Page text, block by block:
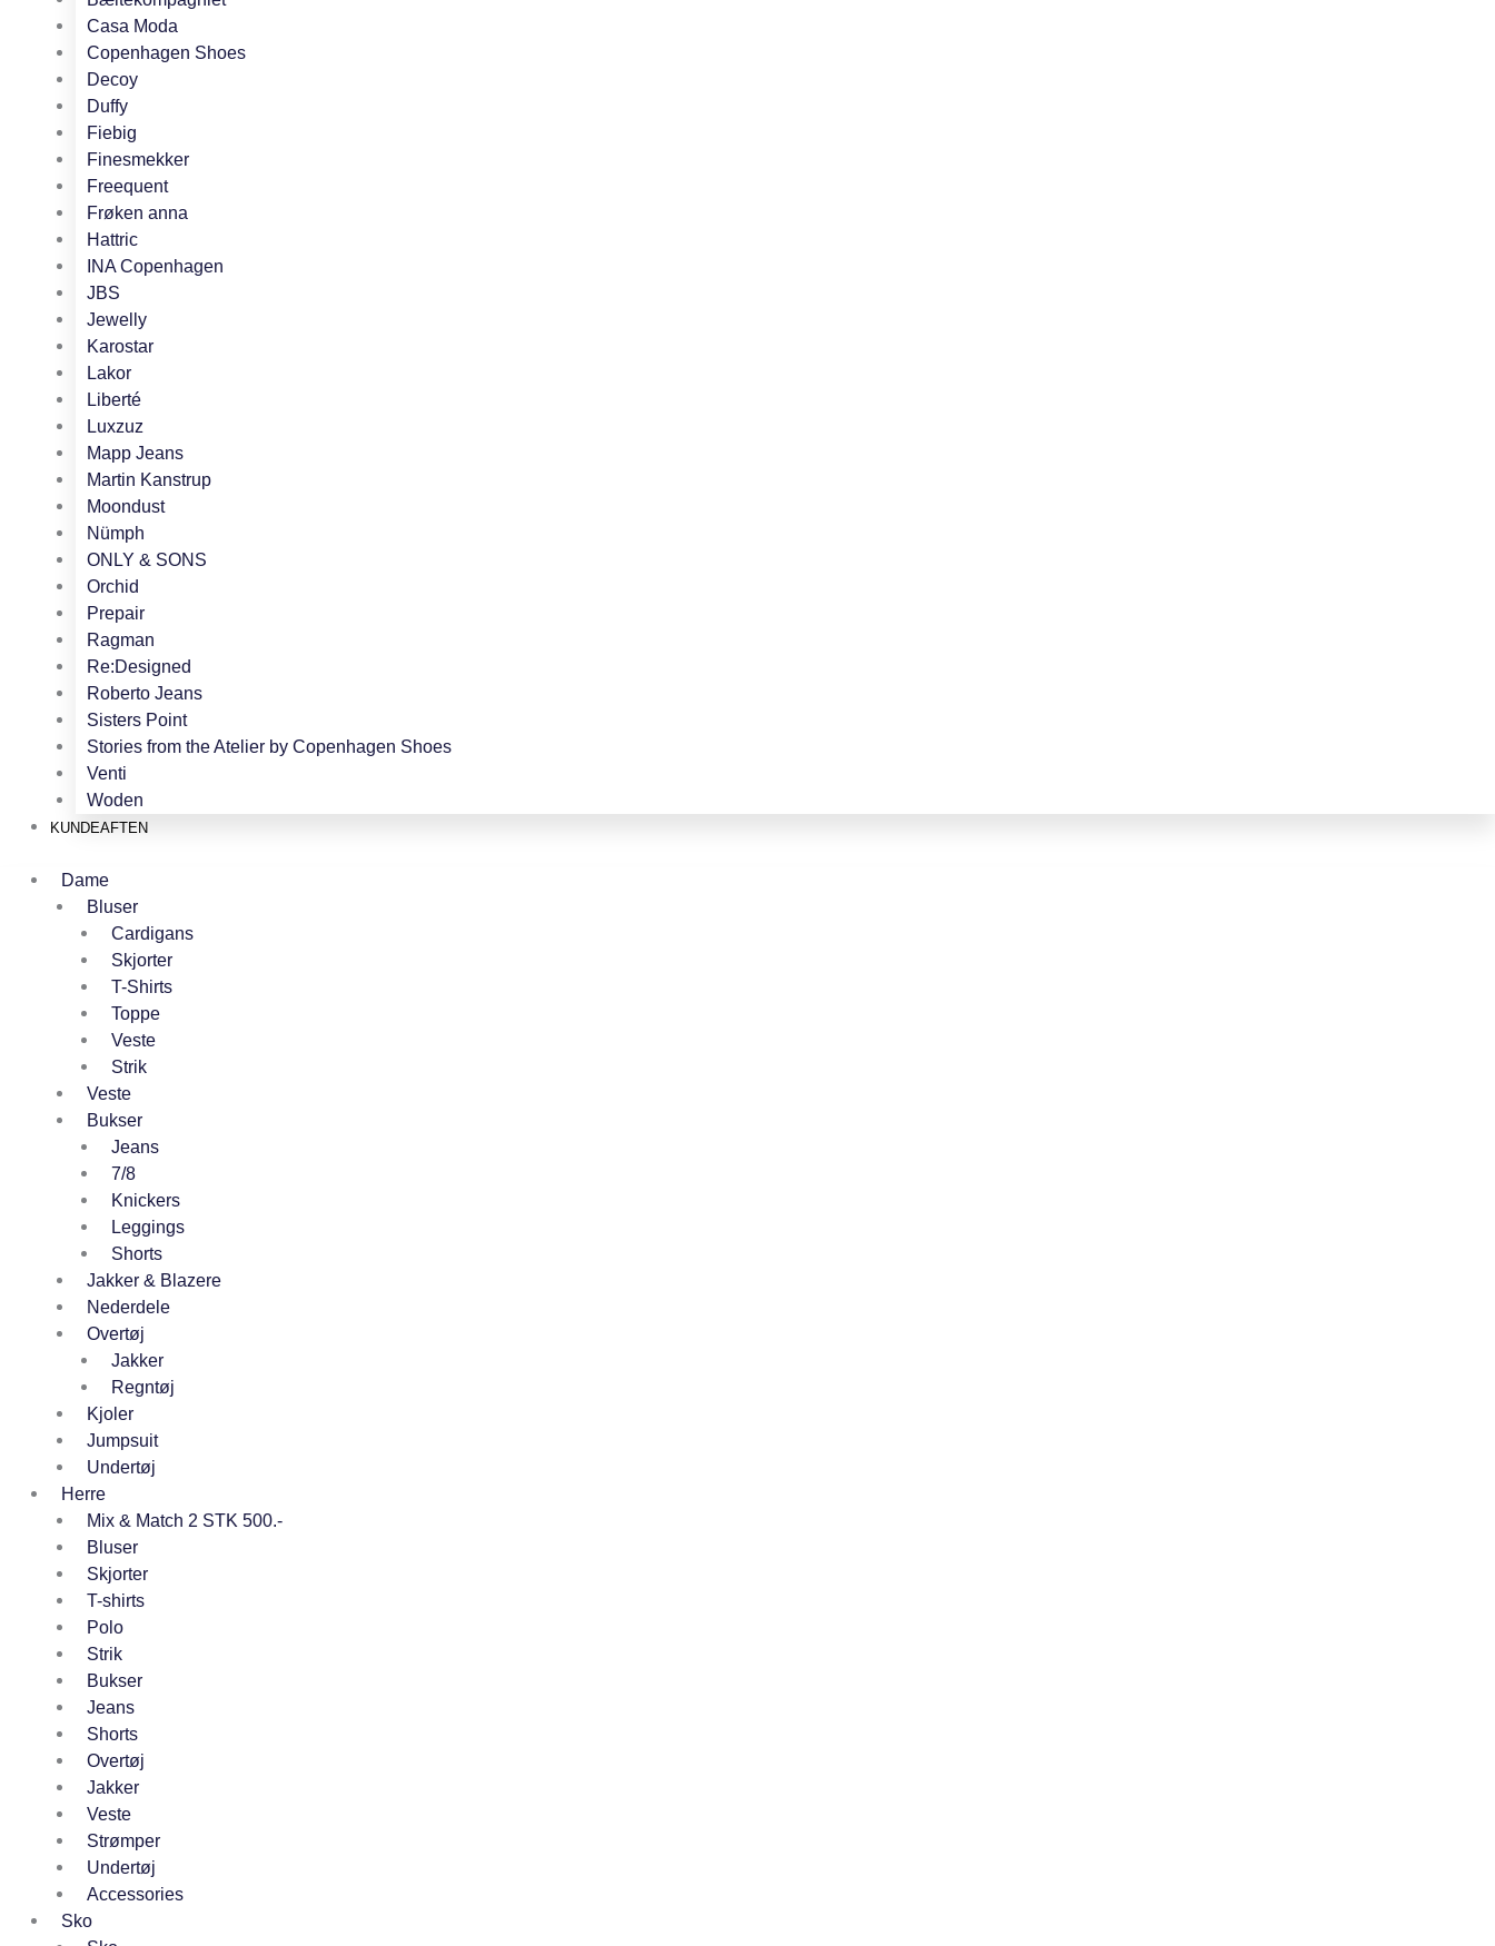
Casa Moda
Copenhagen Shoes
Decoy
Duffy
Fiebig
Finesmekker
Freequent
Frøken anna
Hattric
INA Copenhagen
JBS
Jewelly
Karostar
Lakor
Liberté
Luxzuz
Mapp Jeans
Martin Kanstrup
Moondust
Nümph
ONLY & SONS
Orchid
Prepair
Ragman
Re:Designed
Roberto Jeans
Sisters Point
Stories from the Atelier by Copenhagen Shoes
Venti
Woden
KUNDEAFTEN
Dame
Bluser
Cardigans
Skjorter
T-Shirts
Toppe
Veste
Strik
Veste
Bukser
Jeans
7/8
Knickers
Leggings
Shorts
Jakker & Blazere
Nederdele
Overtøj
Jakker
Regntøj
Kjoler
Jumpsuit
Undertøj
Herre
Mix & Match 2 STK 500.-
Bluser
Skjorter
T-shirts
Polo
Strik
Bukser
Jeans
Shorts
Overtøj
Jakker
Veste
Strømper
Undertøj
Accessories
Sko